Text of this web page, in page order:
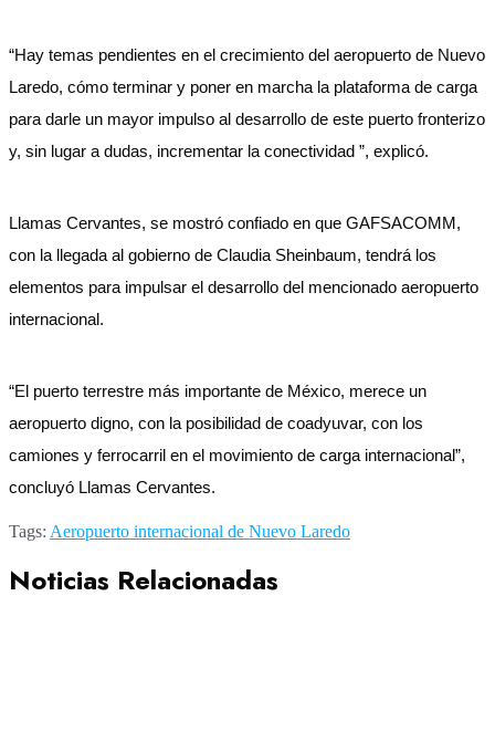
“Hay temas pendientes en el crecimiento del aeropuerto de Nuevo
Laredo, cómo terminar y poner en marcha la plataforma de carga
para darle un mayor impulso al desarrollo de este puerto fronterizo
y, sin lugar a dudas, incrementar la conectividad ”, explicó.
Llamas Cervantes, se mostró confiado en que GAFSACOMM,
con la llegada al gobierno de Claudia Sheinbaum, tendrá los
elementos para impulsar el desarrollo del mencionado aeropuerto
internacional.
“El puerto terrestre más importante de México, merece un
aeropuerto digno, con la posibilidad de coadyuvar, con los
camiones y ferrocarril en el movimiento de carga internacional”,
concluyó Llamas Cervantes.
Tags: Aeropuerto internacional de Nuevo Laredo
Noticias Relacionadas